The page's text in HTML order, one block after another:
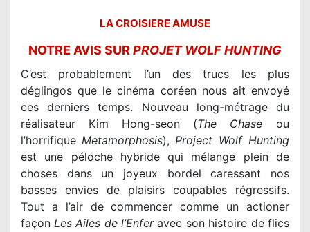
LA CROISIERE AMUSE
NOTRE AVIS SURPROJET WOLF HUNTING
C’est probablement l’un des trucs les plus
déglingos que le cinéma coréen nous ait envoyé
ces derniers temps. Nouveau long-métrage du
réalisateur Kim Hong-seon (The Chase ou
l’horrifique Metamorphosis), Project Wolf Hunting
est une péloche hybride qui mélange plein de
choses dans un joyeux bordel caressant nos
basses envies de plaisirs coupables régressifs.
Tout a l’air de commencer comme un actioner
façon Les Ailes de l’Enferavec son histoire de flics